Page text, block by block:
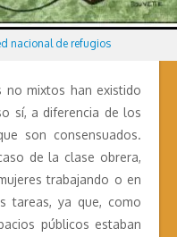
nacional de refugios
no mixtos han existido
sí, a diferencia de los
son consensuados.
de la clase obrera,
trabajando o en
tareas, ya que, como
públicos estaban